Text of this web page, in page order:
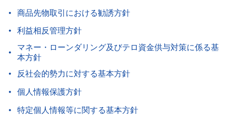
商品先物取引における勧誘方針
利益相反管理方針
マネー・ローンダリング及びテロ資金供与対策に係る基
本方針
反社会的勢力に対する基本方針
個人情報保護方針
特定個人情報等に関する基本方針